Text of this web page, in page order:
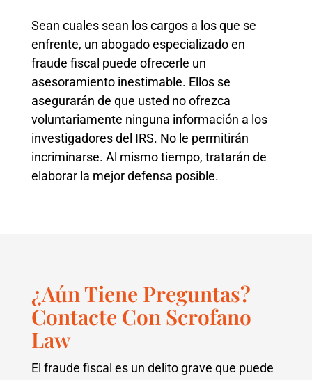
Sean cuales sean los cargos a los que se
enfrente, un abogado especializado en
fraude fiscal puede ofrecerle un
asesoramiento inestimable. Ellos se
asegurarán de que usted no ofrezca
voluntariamente ninguna información a los
investigadores del IRS. No le permitirán
incriminarse. Al mismo tiempo, tratarán de
elaborar la mejor defensa posible.
¿Aún Tiene Preguntas?
Contacte Con Scrofano
Law
El fraude fiscal es un delito grave que puede